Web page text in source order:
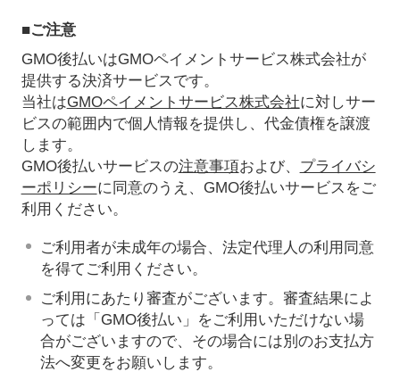
■ご注意
GMO後払いはGMOペイメントサービス株式会社が
提供する決済サービスです。
当社はGMOペイメントサービス株式会社に対しサー
ビスの範囲内で個人情報を提供し、代金債権を譲渡
します。
GMO後払いサービスの注意事項および、 プライバシ
ーポリシーに同意のうえ、GMO後払いサービスをご
利用ください。
ご利用者が未成年の場合、法定代理人の利用同意
を得てご利用ください。
ご利用にあたり審査がございます。審査結果によ
っては「GMO後払い」をご利用いただけない場
合がございますので、その場合には別のお支払方
法へ変更をお願いします。